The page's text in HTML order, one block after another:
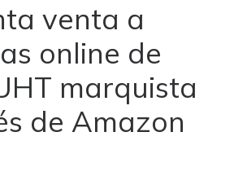
venta a
online de
marquista
de Amazon